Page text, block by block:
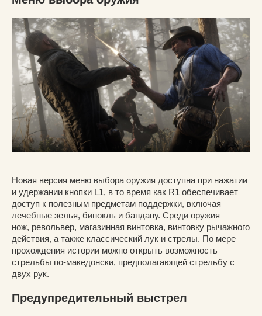
Новая версия меню выбора оружия доступна при нажатии
и удержании кнопки L1, в то время как R1 обеспечивает
доступ к полезным предметам поддержки, включая
лечебные зелья, бинокль и бандану. Среди оружия —
нож, револьвер, магазинная винтовка, винтовку рычажного
действия, а также классический лук и стрелы. По мере
прохождения истории можно открыть возможность
стрельбы по-македонски, предполагающей стрельбу с
двух рук.
Предупредительный выстрел